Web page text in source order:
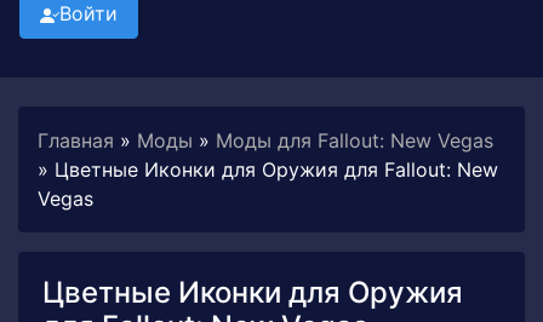
Войти
Главная » Моды » Моды для Fallout: New Vegas
» Цветные Иконки для Оружия для Fallout: New
Vegas
Цветные Иконки для Оружия